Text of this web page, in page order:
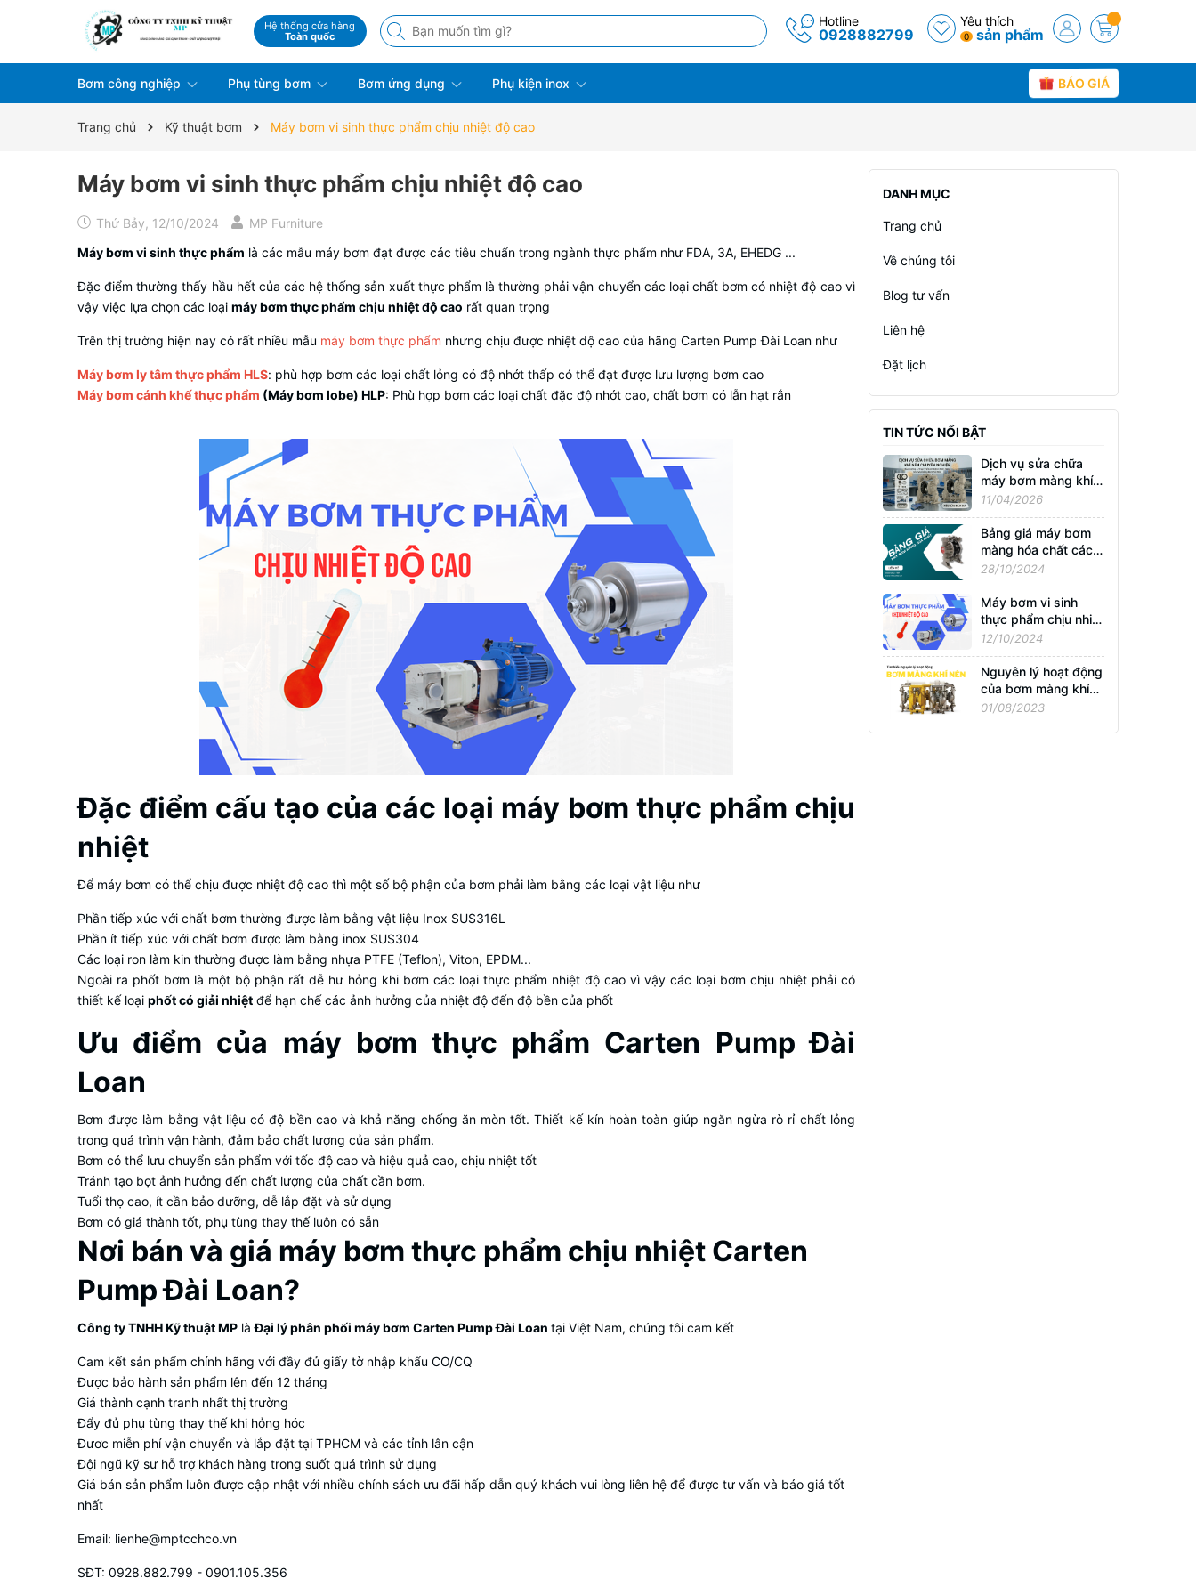
Hệ thống cửa hàng
Toàn quốc
Hotline
0928882799
Yêu thích
0 sản phẩm
Bơm công nghiệp Phụ tùng bơm Bơm ứng dụng Phụ kiện inox BÁO GIÁ
Trang chủ Kỹ thuật bơm Máy bơm vi sinh thực phẩm chịu nhiệt độ cao
Máy bơm vi sinh thực phẩm chịu nhiệt độ cao
Thứ Bảy, 12/10/2024
MP Furniture
Máy bơm vi sinh thực phẩm là các mẫu máy bơm đạt được các tiêu chuẩn trong ngành thực phẩm như FDA, 3A, EHEDG ...
Đặc điểm thường thấy hầu hết của các hệ thống sản xuất thực phẩm là thường phải vận chuyển các loại chất bơm có nhiệt độ cao vì
vậy việc lựa chọn các loại máy bơm thực phẩm chịu nhiệt độ cao rất quan trọng
Trên thị trường hiện nay có rất nhiều mẫu máy bơm thực phẩm nhưng chịu được nhiệt dộ cao của hãng Carten Pump Đài Loan như
Máy bơm ly tâm thực phẩm HLS: phù hợp bơm các loại chất lỏng có độ nhớt thấp có thể đạt được lưu lượng bơm cao
Máy bơm cánh khế thực phẩm (Máy bơm lobe) HLP: Phù hợp bơm các loại chất đặc độ nhớt cao, chất bơm có lẫn hạt rắn
Đặc điểm cấu tạo của các loại máy bơm thực phẩm chịu
nhiệt
Để máy bơm có thể chịu được nhiệt độ cao thì một số bộ phận của bơm phải làm bằng các loại vật liệu như
Phần tiếp xúc với chất bơm thường được làm bằng vật liệu Inox SUS316L
Phần ít tiếp xúc với chất bơm được làm bằng inox SUS304
Các loại ron làm kin thường được làm bằng nhựa PTFE (Teflon), Viton, EPDM...
Ngoài ra phốt bơm là một bộ phận rất dễ hư hỏng khi bơm các loại thực phẩm nhiệt độ cao vì vậy các loại bơm chịu nhiệt phải có
thiết kế loại phốt có giải nhiệt để hạn chế các ảnh hưởng của nhiệt độ đến độ bền của phốt
Ưu điểm của máy bơm thực phẩm Carten Pump Đài
Loan
Bơm được làm bằng vật liệu có độ bền cao và khả năng chống ăn mòn tốt. Thiết kế kín hoàn toàn giúp ngăn ngừa rò rỉ chất lỏng
trong quá trình vận hành, đảm bảo chất lượng của sản phẩm.
Bơm có thể lưu chuyển sản phẩm với tốc độ cao và hiệu quả cao, chịu nhiệt tốt
Tránh tạo bọt ảnh hưởng đến chất lượng của chất cần bơm.
Tuổi thọ cao, ít cần bảo dưỡng, dễ lắp đặt và sử dụng
Bơm có giá thành tốt, phụ tùng thay thế luôn có sẵn
Nơi bán và giá máy bơm thực phẩm chịu nhiệt Carten
Pump Đài Loan?
Công ty TNHH Kỹ thuật MP làĐại lý phân phối máy bơm Carten Pump Đài Loan tại Việt Nam, chúng tôi cam kết
Cam kết sản phẩm chính hãng với đầy đủ giấy tờ nhập khẩu CO/CQ
Được bảo hành sản phẩm lên đến 12 tháng
Giá thành cạnh tranh nhất thị trường
Đẩy đủ phụ tùng thay thế khi hỏng hóc
Đươc miễn phí vận chuyển và lắp đặt tại TPHCM và các tỉnh lân cận
Đội ngũ kỹ sư hỗ trợ khách hàng trong suốt quá trình sử dụng
Giá bán sản phẩm luôn được cập nhật với nhiều chính sách ưu đãi hấp dẫn quý khách vui lòng liên hệ để được tư vấn và báo giá tốt
nhất
Email: lienhe@mptcchco.vn
SĐT: 0928.882.799 - 0901.105.356
DANH MỤC
Trang chủ
Về chúng tôi
Blog tư vấn
Liên hệ
Đặt lịch
TIN TỨC NỔI BẬT
Dịch vụ sửa chữa
máy bơm màng khí
nén
11/04/2026
Bảng giá máy bơm
màng hóa chất các
hãng phổ biến nhất
hiện nay
28/10/2024
Máy bơm vi sinh
thực phẩm chịu nhiệt
độ cao
12/10/2024
Nguyên lý hoạt động
của bơm màng khí
nén?
01/08/2023